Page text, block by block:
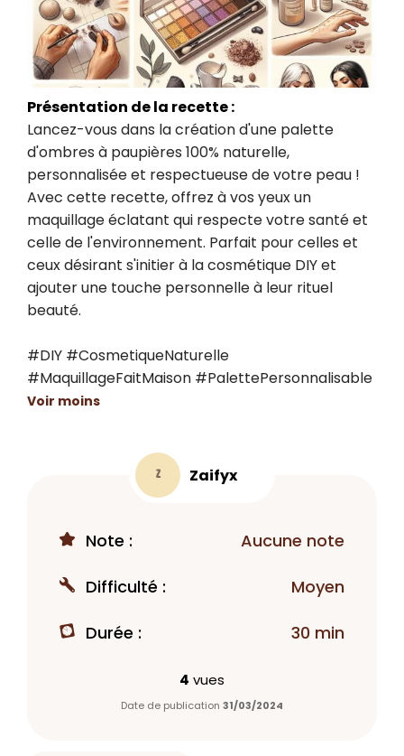
Présentation de la recette :
Lancez-vous dans la création d'une palette
d'ombres à paupières 100% naturelle,
personnalisée et respectueuse de votre peau !
Avec cette recette, offrez à vos yeux un
maquillage éclatant qui respecte votre santé et
celle de l'environnement. Parfait pour celles et
ceux désirant s'initier à la cosmétique DIY et
ajouter une touche personnelle à leur rituel
beauté.
#DIY #CosmetiqueNaturelle
#MaquillageFaitMaison #PalettePersonnalisable
Voir moins
Z Zaifyx
Note : Aucune note
Difficulté : Moyen
Durée : 30 min
4 vues
Date de publication 31/03/2024